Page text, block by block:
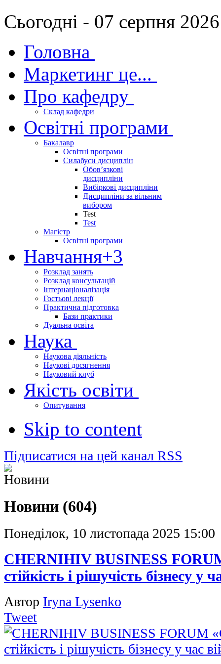
Сьогодні - 07 серпня
Головна
Маркетинг це...
Про кафедру
Склад кафедри
Освітні програми
Бакалавр
Освітні програми
Силабуси дисциплін
Обов’язкові
дисципліни
Вибіркові дисципліни
Дисципліни за вільним
вибором
Test
Test
Магістр
Освітні програми
Навчання+3
Розклад занять
Розклад консультацій
Інтернаціоналізація
Гостьові лекції
Практична підготовка
Бази практики
Дуальна освіта
Наука
Наукова діяльність
Наукові досягнення
Науковий клуб
Якість освіти
Опитування
Skip to content
Підписатися на цей канал RSS
Новини (604)
Понеділок, 10 листопада 2025 15:00
CHERNIHIV BUSINESS
стійкість і рішучість бізнесу у
Автор Iryna Lysenko
Tweet